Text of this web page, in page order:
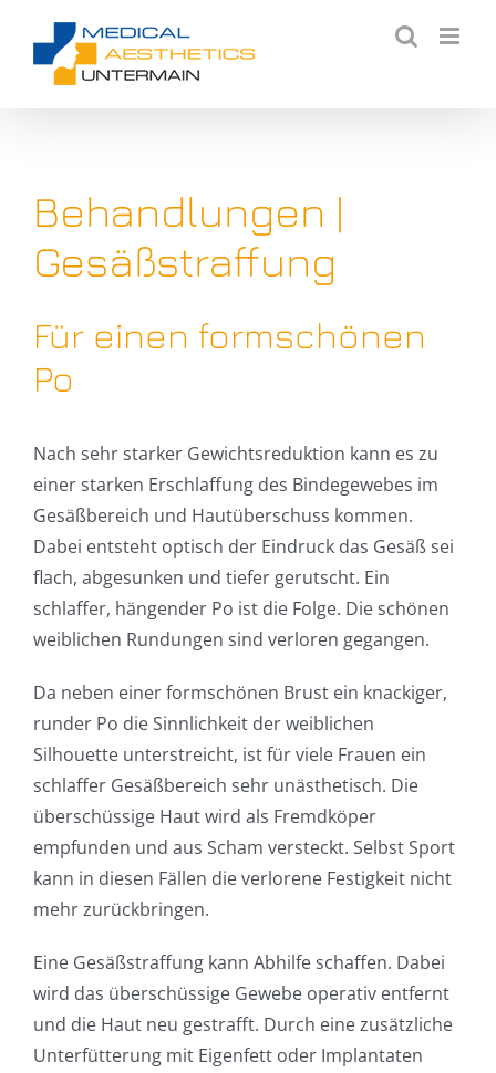
Inhalt
springen
Behandlungen |
Gesäßstraffung
Für einen formschönen
Po
Nach sehr starker Gewichtsreduktion kann es zu
einer starken Erschlaffung des Bindegewebes im
Gesäßbereich und Hautüberschuss kommen.
Dabei entsteht optisch der Eindruck das Gesäß sei
flach, abgesunken und tiefer gerutscht. Ein
schlaffer, hängender Po ist die Folge. Die schönen
weiblichen Rundungen sind verloren gegangen.
Da neben einer formschönen Brust ein knackiger,
runder Po die Sinnlichkeit der weiblichen
Silhouette unterstreicht, ist für viele Frauen ein
schlaffer Gesäßbereich sehr unästhetisch. Die
überschüssige Haut wird als Fremdköper
empfunden und aus Scham versteckt. Selbst Sport
kann in diesen Fällen die verlorene Festigkeit nicht
mehr zurückbringen.
Eine Gesäßstraffung kann Abhilfe schaffen. Dabei
wird das überschüssige Gewebe operativ entfernt
und die Haut neu gestrafft. Durch eine zusätzliche
Unterfütterung mit Eigenfett oder Implantaten